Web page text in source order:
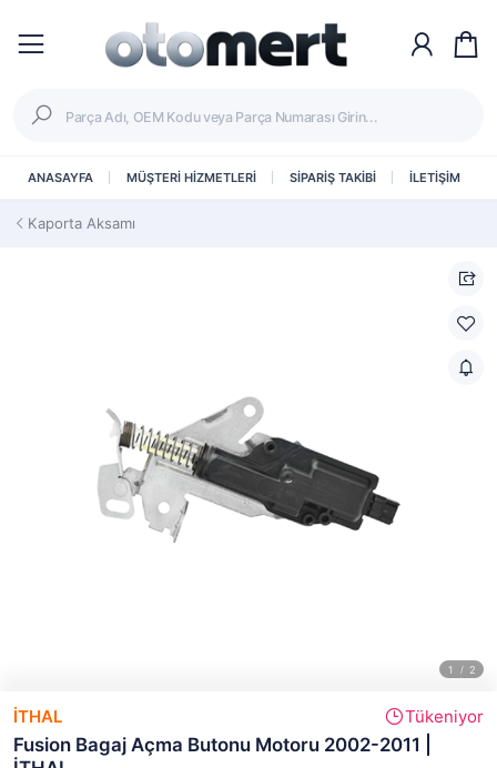
ANASAYFA MÜŞTERİ HİZMETLERİ SİPARİŞ TAKİBİ İLETİŞİM
Kaporta Aksamı
İTHAL Tükeniyor
Fusion Bagaj Açma Butonu Motoru 2002-2011 |